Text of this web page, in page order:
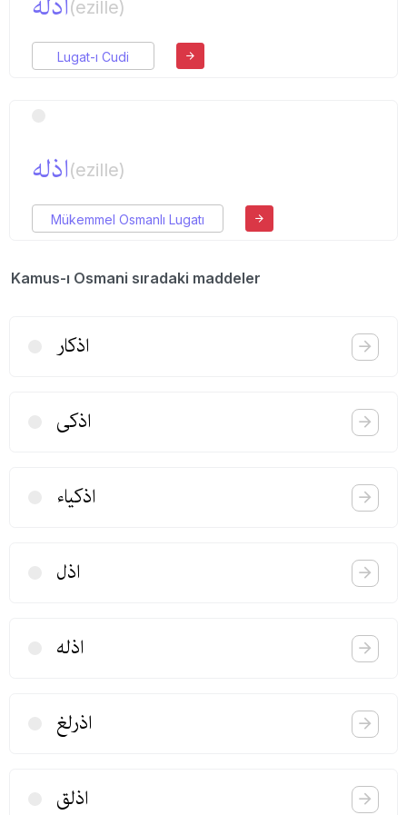
(ezille)
Lugat-ı Cudi
اذله(ezille)
Mükemmel Osmanlı Lugatı
Kamus-ı Osmani sıradaki maddeler
اذكار
اذكی
اذكیاء
اذل
اذله
اذرلغ
اذلق